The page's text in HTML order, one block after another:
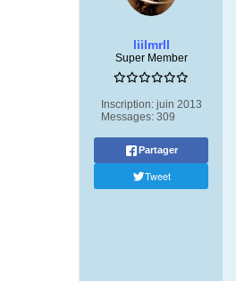
liilmrll
Super Member
Inscription: juin 2013
Messages: 309
Partager
Tweet